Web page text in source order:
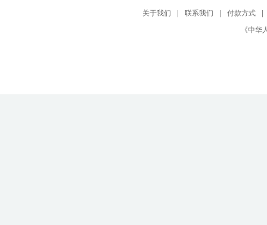
关于我们 | 联系我们 | 付款方式
|
《中